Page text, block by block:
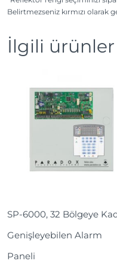
d
a
d
Belirtmezseniz kırmızı olarak
İlgili ürünler
SP-6000, 32 Bölgeye
Genişleyebilen Alarm
Paneli